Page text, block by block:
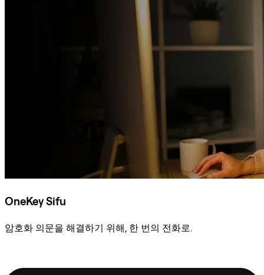
OneKey Sifu
암호화 의문을 해결하기 위해, 한 번의 전화로.